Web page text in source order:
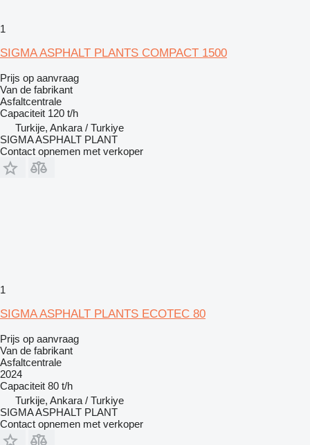
1
SIGMA ASPHALT PLANTS COMPACT 1500
Prijs op aanvraag
Van de fabrikant
Asfaltcentrale
Capaciteit 120 t/h
Turkije, Ankara / Turkiye
SIGMA ASPHALT PLANT
Contact opnemen met verkoper
1
SIGMA ASPHALT PLANTS ECOTEC 80
Prijs op aanvraag
Van de fabrikant
Asfaltcentrale
2024
Capaciteit 80 t/h
Turkije, Ankara / Turkiye
SIGMA ASPHALT PLANT
Contact opnemen met verkoper